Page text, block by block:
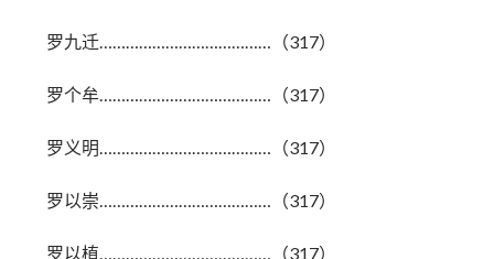
罗九迁…………………………………（317）
罗个牟…………………………………（317）
罗义明…………………………………（317）
罗以崇…………………………………（317）
罗以植…………………………………（317）